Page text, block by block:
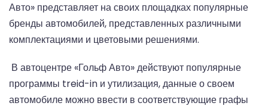
Авто» представляет на своих площадках популярные
бренды автомобилей, представленных различными
комплектациями и цветовыми решениями.
В автоцентре «Гольф Авто» действуют популярные
программы treid-in и утилизация, данные о своем
автомобиле можно ввести в соответствующие графы